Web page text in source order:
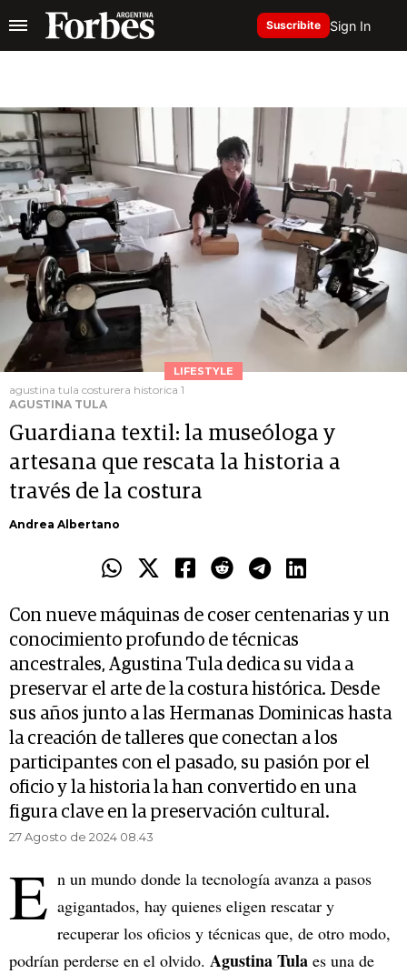
Suscribite Sign In
LIFESTYLE
agustina tula costurera historica 1
AGUSTINA TULA
Guardiana textil: la museóloga y
artesana que rescata la historia a
través de la costura
Andrea Albertano
Con nueve máquinas de coser centenarias y un
conocimiento profundo de técnicas
ancestrales, Agustina Tula dedica su vida a
preservar el arte de la costura histórica. Desde
sus años junto a las Hermanas Dominicas hasta
la creación de talleres que conectan a los
participantes con el pasado, su pasión por el
oficio y la historia la han convertido en una
figura clave en la preservación cultural.
27 Agosto de 2024 08.43
E n un mundo donde la tecnología avanza a pasos
agigantados, hay quienes eligen rescatar y
recuperar los oficios y técnicas que, de otro modo,
podrían perderse en el olvido. Agustina Tula es una de